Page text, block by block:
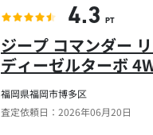
福岡県福岡市博多区
査定依頼日：2026年06月20日
ジープ コマンダー
ディーゼルターボ
4.3 PT